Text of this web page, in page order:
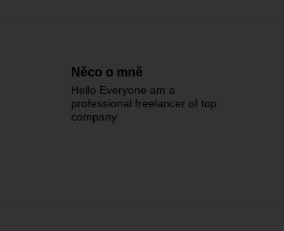
Něco o mně
Hello Everyone am a
professional freelancer of top
company